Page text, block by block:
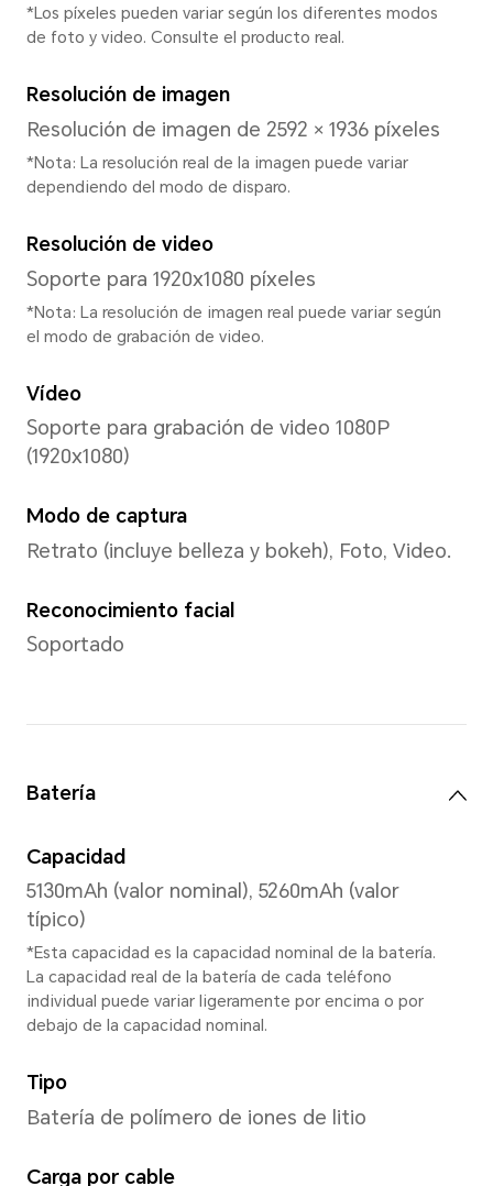
Sistema
Sistema operativo
Interfaz de usuario
MagicOS 9.0
Memoria
4GB+128GB
Nota: El almacenamiento interno
menor debido a que parte del
está ocupado por el software.